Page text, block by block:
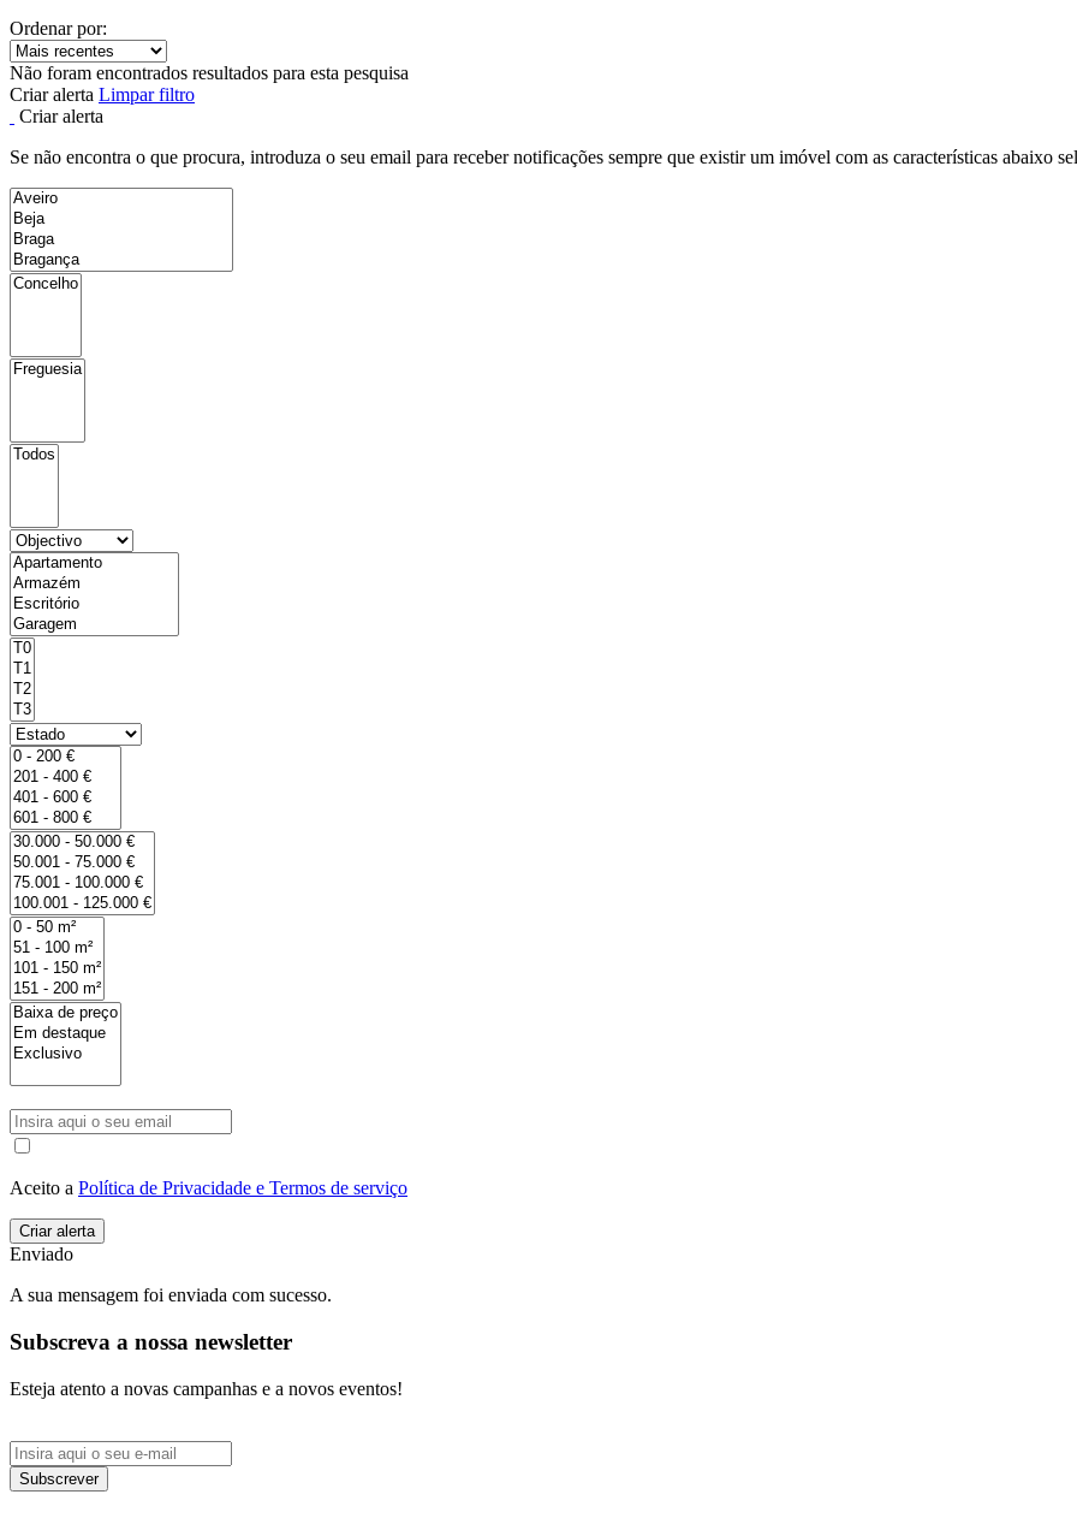
Ordenar por:
Não foram encontrados resultados para esta pesquisa
Criar alerta Limpar filtro
Criar alerta
Se não encontra o que procura, introduza o seu email para receber notificações sempre que existir um imóvel com as características abaixo
Aceito a Política de Privacidade e Termos de serviço
Enviado
A sua mensagem foi enviada com sucesso.
Subscreva a nossa newsletter
Esteja atento a novas campanhas e a novos eventos!